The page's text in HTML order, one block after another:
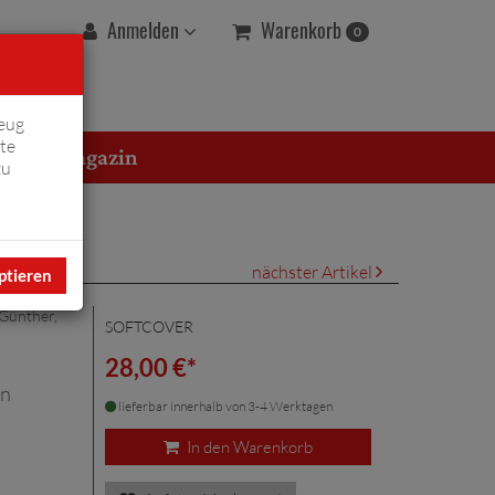
Anmelden Warenkorb 0
Magazin
nächster Artikel
,
SOFTCOVER
28,00 €*
lieferbar innerhalb von 3-4 Werktagen
In den Warenkorb